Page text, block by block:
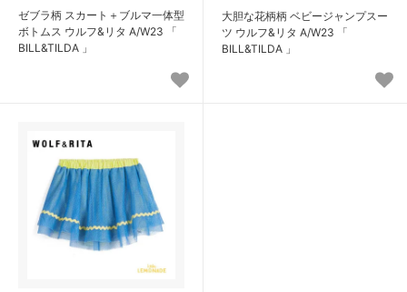
ゼブラ柄 スカート＋ブルマ一体型
ボトムス ウルフ&リタ A/W23 「
BILL&TILDA 」
大胆な花柄柄 ベビージャンプスー
ツ ウルフ&リタ A/W23 「
BILL&TILDA 」